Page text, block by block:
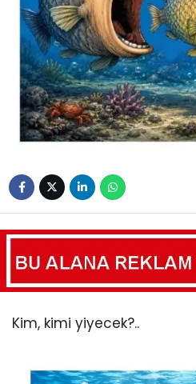
Kim, kimi yiyecek?..